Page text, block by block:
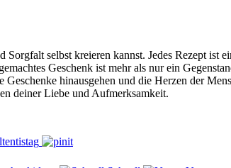
selbst kreieren kannst. Jedes Rezept ist
Geschenk ist mehr als nur ein
hinausgehen und die Herzen der
deiner Liebe und Aufmerksamkeit.